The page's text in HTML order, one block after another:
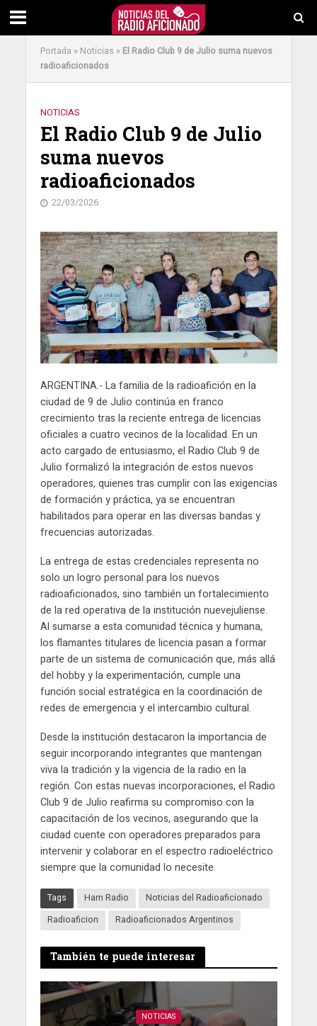
Portada » Noticias » El Radio Club 9 de Julio suma nuevos
radioaficionados
NOTICIAS
El Radio Club 9 de Julio
suma nuevos
radioaficionados
22/03/2026
ARGENTINA.- La familia de la radioafición en la
ciudad de 9 de Julio continúa en franco
crecimiento tras la reciente entrega de licencias
oficiales a cuatro vecinos de la localidad. En un
acto cargado de entusiasmo, el Radio Club 9 de
Julio formalizó la integración de estos nuevos
operadores, quienes tras cumplir con las exigencias
de formación y práctica, ya se encuentran
habilitados para operar en las diversas bandas y
frecuencias autorizadas.
La entrega de estas credenciales representa no
solo un logro personal para los nuevos
radioaficionados, sino también un fortalecimiento
de la red operativa de la institución nuevejuliense.
Al sumarse a esta comunidad técnica y humana,
los flamantes titulares de licencia pasan a formar
parte de un sistema de comunicación que, más allá
del hobby y la experimentación, cumple una
función social estratégica en la coordinación de
redes de emergencia y el intercambio cultural.
Desde la institución destacaron la importancia de
seguir incorporando integrantes que mantengan
viva la tradición y la vigencia de la radio en la
región. Con estas nuevas incorporaciones, el Radio
Club 9 de Julio reafirma su compromiso con la
capacitación de los vecinos, asegurando que la
ciudad cuente con operadores preparados para
intervenir y colaborar en el espectro radioeléctrico
siempre que la comunidad lo necesite.
Tags Ham Radio
Noticias del Radioaficionado
Radioaficion
Radioaficionados Argentinos
También te puede interesar
NOTICIAS